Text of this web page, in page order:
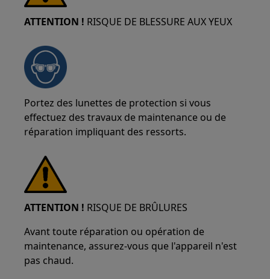
ATTENTION ! RISQUE DE BLESSURE AUX YEUX
Portez des lunettes de protection si vous
effectuez des travaux de maintenance ou de
réparation impliquant des ressorts.
ATTENTION ! RISQUE DE BRÛLURES
Avant toute réparation ou opération de
maintenance, assurez-vous que l'appareil n'est
pas chaud.